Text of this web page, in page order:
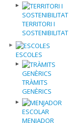
TERRITORI I
SOSTENIBILITAT
ESCOLES
TRÀMITS
GENÈRICS
MENJADOR